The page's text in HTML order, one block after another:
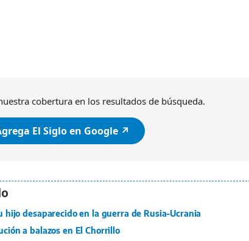
cobertura en los resultados de búsqueda.
El Siglo en Google ↗️
hijo desaparecido en la guerra de Rusia-Ucrania
a balazos en El Chorrillo